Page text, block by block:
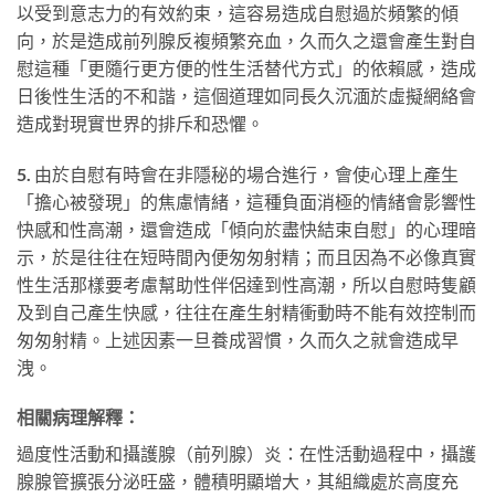
以受到意志力的有效約束，這容易造成自慰過於頻繁的傾
向，於是造成前列腺反複頻繁充血，久而久之還會產生對自
慰這種「更隨行更方便的性生活替代方式」的依賴感，造成
日後性生活的不和諧，這個道理如同長久沉湎於虛擬網絡會
造成對現實世界的排斥和恐懼。
5. 由於自慰有時會在非隱秘的場合進行，會使心理上產生
「擔心被發現」的焦慮情緒，這種負面消極的情緒會影響性
快感和性高潮，還會造成「傾向於盡快結束自慰」的心理暗
示，於是往往在短時間內便匆匆射精；而且因為不必像真實
性生活那樣要考慮幫助性伴侶達到性高潮，所以自慰時隻顧
及到自己產生快感，往往在產生射精衝動時不能有效控制而
匆匆射精。上述因素一旦養成習慣，久而久之就會造成早
洩。
相關病理解釋：
過度性活動和攝護腺（前列腺）炎：在性活動過程中，攝護
腺腺管擴張分泌旺盛，體積明顯增大，其組織處於高度充